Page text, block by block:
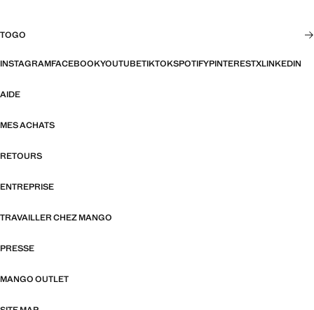
TOGO
INSTAGRAMFACEBOOKYOUTUBETIKTOKSPOTIFYPINTERESTXLINKEDIN
AIDE
MES ACHATS
RETOURS
ENTREPRISE
TRAVAILLER CHEZ MANGO
PRESSE
MANGO OUTLET